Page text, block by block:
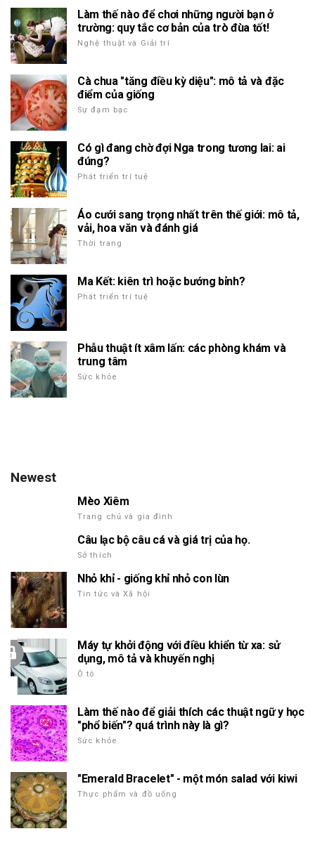
Làm thế nào để chơi những người bạn ở
trường: quy tắc cơ bản của trò đùa tốt!
Nghệ thuật và Giải trí
Cà chua "tăng điều kỳ diệu": mô tả và đặc
điểm của giống
Sự đạm bạc
Có gì đang chờ đợi Nga trong tương lai: ai
đúng?
Phát triển trí tuệ
Áo cưới sang trọng nhất trên thế giới: mô tả,
vải, hoa văn và đánh giá
Thời trang
Ma Kết: kiên trì hoặc bướng bỉnh?
Phát triển trí tuệ
Phẫu thuật ít xâm lấn: các phòng khám và
trung tâm
Sức khỏe
Newest
Mèo Xiêm
Trang chủ và gia đình
Câu lạc bộ câu cá và giá trị của họ.
Sở thích
Nhỏ khỉ - giống khỉ nhỏ con lùn
Tin tức và Xã hội
Máy tự khởi động với điều khiển từ xa: sử
dụng, mô tả và khuyến nghị
Ô tô
Làm thế nào để giải thích các thuật ngữ y học
"phổ biến"? quá trình này là gì?
Sức khỏe
"Emerald Bracelet" - một món salad với kiwi
Thực phẩm và đồ uống